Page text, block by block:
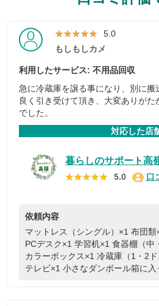
★★★★★
★★★★★ 5.0
もしもしカメ
利用したサービス: 不用品回収
急に冷蔵庫を譲る事になり、別に搬
良く引き受けて頂き、大変ありが
でした。
対応した店
暮らしのサポート高
★★★★★
★★★★★ 5.0 口
依頼内容
マットレス（シングル）×1 布団類
PCデスク×1 学習机×1 食器棚（中
カラーボックス×1 冷蔵庫（1・2ド
テレビ×1 小さなダンボール箱に入